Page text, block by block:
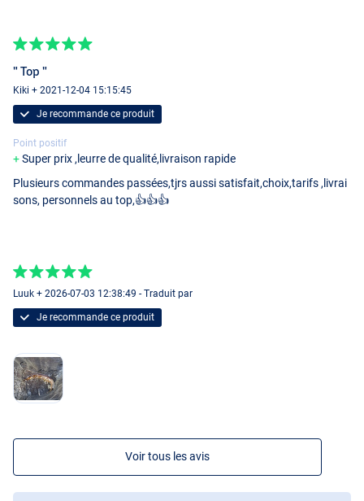
" Top "
Kiki + 2021-12-04 15:15:45
Je recommande ce produit
Point positif
Super prix ,leurre de qualité,livraison rapide
Plusieurs commandes passées,tjrs aussi satisfait,choix,tarifs ,livrai
sons, personnels au top,👍👍👍
Luuk + 2026-07-03 12:38:49 - Traduit par
Je recommande ce produit
Voir tous les avis